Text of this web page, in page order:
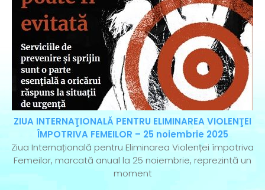
ZIUA INTERNAŢIONALĂ PENTRU ELIMINAREA VIOLENŢEI
ÎMPOTRIVA FEMEILOR – 25 noiembrie 2025
Ziua Internațională pentru Eliminarea Violenței împotriva
Femeilor, marcată anual la 25 noiembrie, reprezintă un
moment